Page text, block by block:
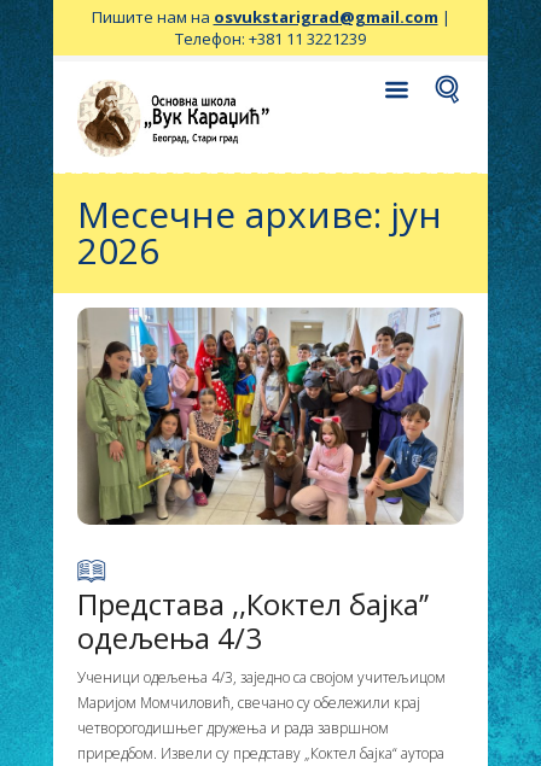
Пишите нам на osvukstarigrad@gmail.com |
Телефон: +381 11 3221239
Месечне архиве: јун
2026
Представа ,,Коктел бајка’’
одељења 4/3
Ученици одељења 4/3, заједно са својом учитељицом
Маријом Момчиловић, свечано су обележили крај
четворогодишњег дружења и рада завршном
приредбом. Извели су представу „Коктел бајка“ аутора